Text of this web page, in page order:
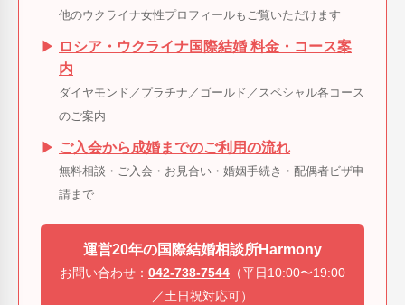
他のウクライナ女性プロフィールもご覧いただけます
▶ ロシア・ウクライナ国際結婚 料金・コース案
内
ダイヤモンド／プラチナ／ゴールド／スペシャル各コース
のご案内
▶ ご入会から成婚までのご利用の流れ
無料相談・ご入会・お見合い・婚姻手続き・配偶者ビザ申
請まで
運営20年の国際結婚相談所Harmony
お問い合わせ： 042-738-7544 （平日10:00〜19:00
／土日祝対応可）